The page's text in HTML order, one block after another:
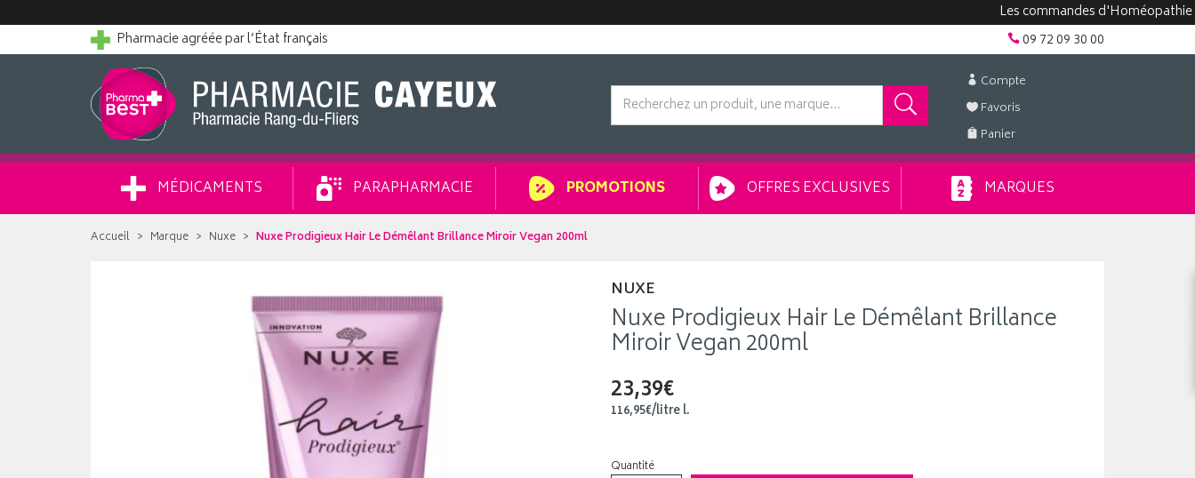
Les commandes d'Homéopathie
Pharmacie agréée par l’État français
09 72 09 30 00
Compte
Favoris
Panier
MÉDICAMENTS PARAPHARMACIE PROMOTIONS OFFRES EXCLUSIVES MARQUES
Accueil Marque Nuxe Nuxe Prodigieux Hair Le Démêlant Brillance Miroir Vegan 200ml
NUXE
Nuxe Prodigieux Hair Le Démêlant Brillance
Miroir Vegan 200ml
23,39€
116,95€/litrel.
Quantité